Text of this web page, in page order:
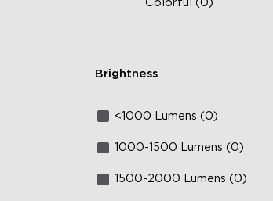
Colorful (0)
Brightness
<1000 Lumens (0)
1000-1500 Lumens (0)
1500-2000 Lumens (0)